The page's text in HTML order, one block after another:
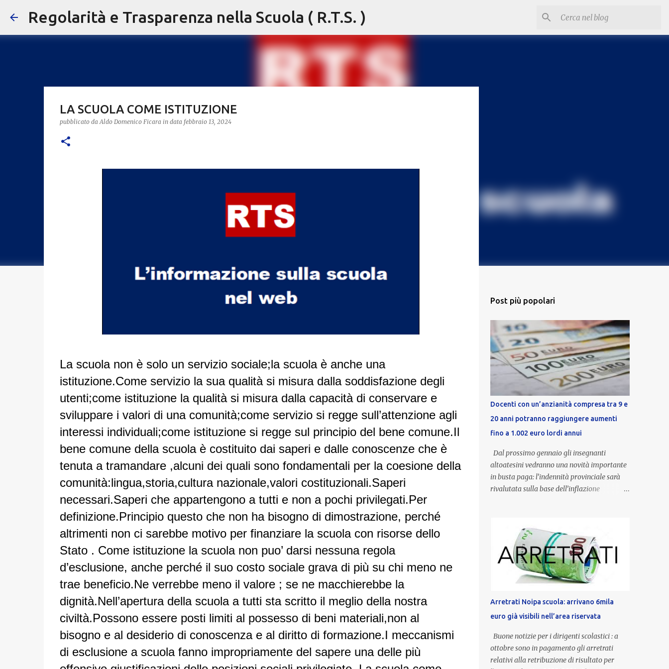
Passa ai contenuti principali
Regolarità e Trasparenza nella Scuola ( R.T.S. )
LA SCUOLA COME ISTITUZIONE
pubblicato daAldo Domenico Ficara in data febbraio 13, 2024
La scuola non è solo un servizio sociale;la scuola è anche una
istituzione.Come servizio la sua qualità si misura dalla soddisfazione degli
utenti;come istituzione la qualità si misura dalla capacità di conservare e
sviluppare i valori di una comunità;come servizio si regge sull’attenzione agli
interessi individuali;come istituzione si regge sul principio del bene comune.Il
bene comune della scuola è costituito dai saperi e dalle conoscenze che è
tenuta a tramandare ,alcuni dei quali sono fondamentali per la coesione della
comunità:lingua,storia,cultura nazionale,valori costituzionali.Saperi
necessari.Saperi che appartengono a tutti e non a pochi privilegati.Per
definizione.Principio questo che non ha bisogno di dimostrazione, perché
altrimenti non ci sarebbe motivo per finanziare la scuola con risorse dello
Stato . Come istituzione la scuola non puo’ darsi nessuna regola
d’esclusione, anche perché il suo costo sociale grava di più su chi meno ne
trae beneficio.Ne verrebbe meno il valore ; se ne macchierebbe la
dignità.Nell’apertura della scuola a tutti sta scritto il meglio della nostra
civiltà.Possono essere posti limiti al possesso di beni materiali,non al
bisogno e al desiderio di conoscenza e al diritto di formazione.I meccanismi
di esclusione a scuola fanno impropriamente del sapere una delle più
Post più popolari
Docenti con un’anzianità compresa tra 9 e
20 anni potranno raggiungere aumenti
fino a 1.002 euro lordi annui
Dal prossimo gennaio gli insegnanti
altoatesini vedranno una novità importante
in busta paga: l’indennità provinciale sarà
rivalutata sulla base dell’inflazione
un’anzianità compresa tra 9 e 20 anni
potranno raggiungere fino a 1.002 euro lordi
annui. Il nuovo contratto provinciale
introduce inoltre un congedo speciale
dedicato alle donne vittime di violenza di
genere, in linea con la normativa nazionale e
con l’obiettivo di offrire maggiore tutela e
supporto in situazioni delicate. L’indennità
provinciale per i docenti è un unicum in
Italia: si tratta di una misura esclusiva della
Provincia autonoma di Bolzano, che integra
Arretrati Noipa scuola: arrivano 6mila
euro già visibili nell’area riservata
Buone notizie per i dirigenti scolastici : a
ottobre sono in pagamento gli arretrati
relativi alla retribuzione di risultato per